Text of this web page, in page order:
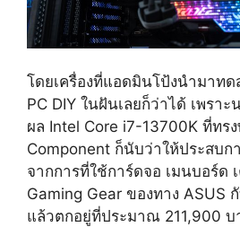
โดยเครื่องที่แอดมินโป้งนำมาท
PC DIY ในฝันเลยก็ว่าได้ เพรา
ผล Intel Core i7-13700K ที่ทร
Component ก็นับว่าให้ประสบ
จากการที่ใช้การ์ดจอ เมนบอร์ด
Gaming Gear ของทาง ASUS
แล้วตกอยู่ที่ประมาณ 211,900 บ